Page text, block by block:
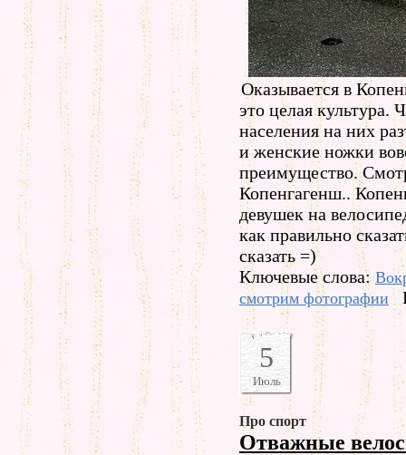
Оказывается в
это целая культура.
населения на них
и женские ножки
преимущество.
Копенгагенш..
девушек на
как правильно
сказать =)
Ключевые слова:
смотрим фотографии
5
Июль
Про спорт
Отважные